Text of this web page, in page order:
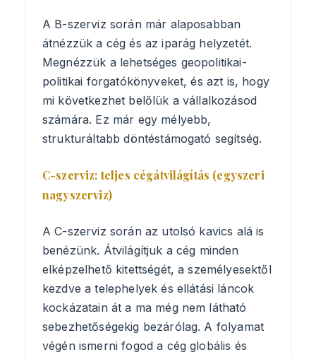
A B-szerviz során már alaposabban
átnézzük a cég és az iparág helyzetét.
Megnézzük a lehetséges geopolitikai-
politikai forgatókönyveket, és azt is, hogy
mi következhet belőlük a vállalkozásod
számára. Ez már egy mélyebb,
strukturáltabb döntéstámogató segítség.
C-szerviz: teljes cégátvilágítás (egyszeri
nagyszerviz)
A C-szerviz során az utolsó kavics alá is
benézünk. Átvilágítjuk a cég minden
elképzelhető kitettségét, a személyesektől
kezdve a telephelyek és ellátási láncok
kockázatain át a ma még nem látható
sebezhetőségekig bezárólag. A folyamat
végén ismerni fogod a cég globális és